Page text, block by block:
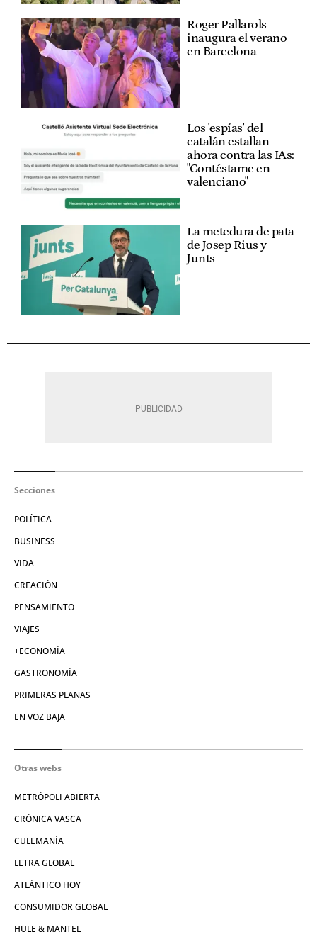
Roger Pallarols
inaugura el verano
en Barcelona
Los 'espías' del
catalán estallan
ahora contra las IAs:
"Contéstame en
valenciano"
La metedura de pata
de Josep Rius y
Junts
Secciones
POLÍTICA
BUSINESS
VIDA
CREACIÓN
PENSAMIENTO
VIAJES
+ECONOMÍA
GASTRONOMÍA
PRIMERAS PLANAS
EN VOZ BAJA
Otras webs
METRÓPOLI ABIERTA
CRÓNICA VASCA
CULEMANÍA
LETRA GLOBAL
ATLÁNTICO HOY
CONSUMIDOR GLOBAL
HULE & MANTEL